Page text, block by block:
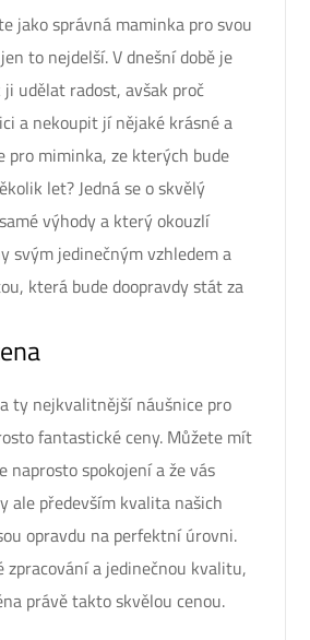
jako správná maminka pro svou
to nejdelší. V dnešní době je
udělat radost, avšak proč
a nekoupit jí nějaké krásné a
pro miminka, ze kterých bude
let? Jedná se o skvělý
výhody a který okouzlí
svým jedinečným vzhledem a
která bude doopravdy stát za
ty nejkvalitnější náušnice pro
fantastické ceny. Můžete mít
naprosto spokojení a že vás
ale především kvalita našich
opravdu na perfektní úrovni.
zpracování a jedinečnou kvalitu,
právě takto skvělou cenou.